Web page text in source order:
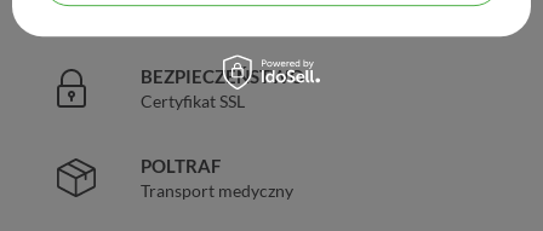
98% zadowolonych klientów
BEZPIECZEŃSTWO
Certyfikat SSL
POLTRAF
Transport medyczny